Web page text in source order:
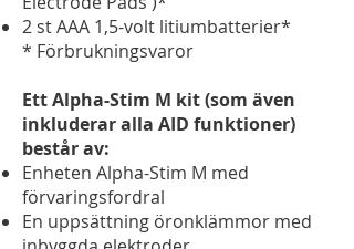
2 st AAA 1,5-volt litiumbatterier*
* Förbrukningsvaror
Ett Alpha-Stim M kit (som även
inkluderar alla AID funktioner)
består av:
Enheten Alpha-Stim M med
förvaringsfordral
En uppsättning öronklämmor med